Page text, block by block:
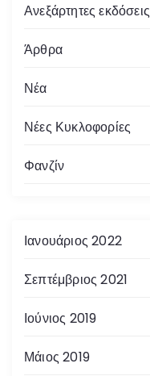
Ανεξάρτητες εκδόσεις
Άρθρα
Νέα
Νέες Κυκλοφορίες
Φανζίν
Ιανουάριος 2022
Σεπτέμβριος 2021
Ιούνιος 2019
Μάιος 2019